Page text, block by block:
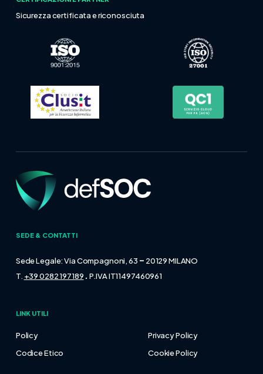
Sicurezza certificata e riconosciuta
SEDE & CONTATTI
Sede Legale: Via Compagnoni, 63 – 20129 MILANO
T. +39 0282 197189 .P.IVA IT11497460961
LINK UTILI
Policy
Codice Etico
Privacy Policy
Cookie Policy